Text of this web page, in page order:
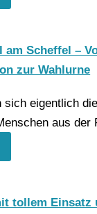
am Scheffel –
zur Wahlurne
sich eigentlich
aus der
tollem Einsatz